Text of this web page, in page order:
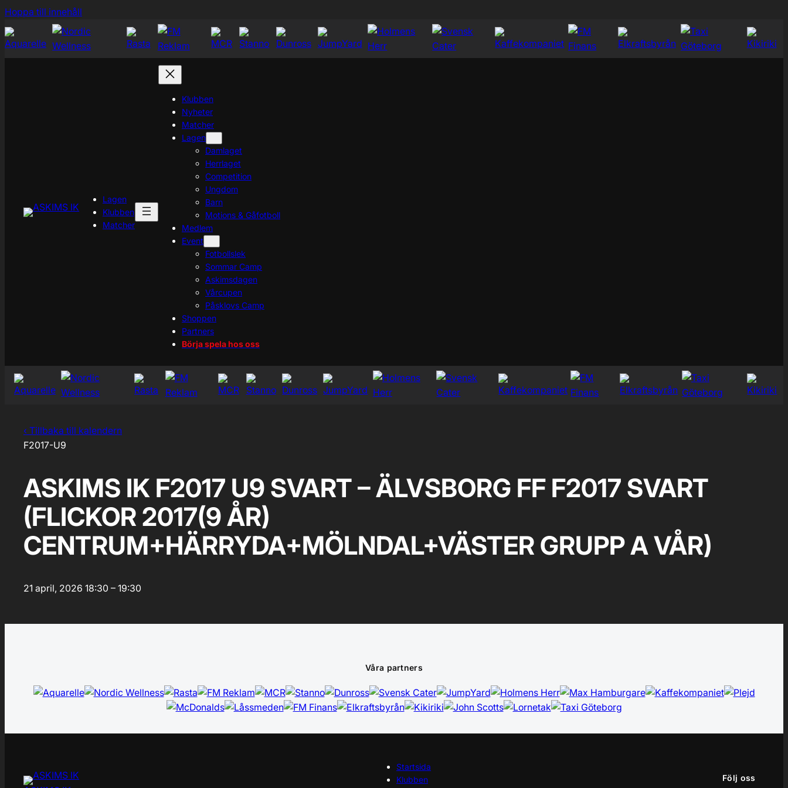
Hoppa till innehåll
till
Lagen
Klubben
Matcher
Klubben
Nyheter
Matcher
Lagen
Damlaget
Herrlaget
Competition
Ungdom
Barn
Motions & Gåfotboll
Medlem
Event
Fotbollslek
Sommar Camp
Askimsdagen
Vårcupen
Påsklovs Camp
Shoppen
Partners
Börja spela hos oss
‹ Tillbaka till kalendern
F2017-U9
ASKIMS IK F2017 U9 SVART – ÄLVSBORG FF F2017 SVART
(FLICKOR 2017(9 ÅR)
CENTRUM+HÄRRYDA+MÖLNDAL+VÄSTER GRUPP A VÅR)
21 april, 2026 18:30 – 19:30
Våra partners
Startsida
Klubben
Följ oss